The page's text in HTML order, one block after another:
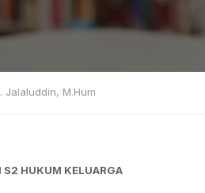
Jalaluddin, M.Hum
S2 HUKUM KELUARGA